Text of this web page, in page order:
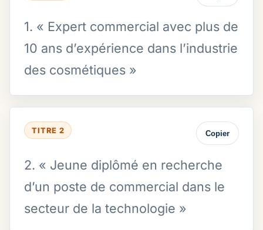
1. « Expert commercial avec plus de
10 ans d’expérience dans l’industrie
des cosmétiques »
TITRE 2 Copier
2. « Jeune diplômé en recherche
d’un poste de commercial dans le
secteur de la technologie »